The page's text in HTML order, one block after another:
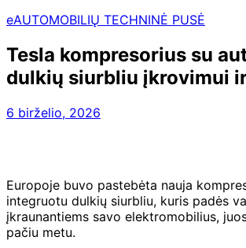
eAUTOMOBILIŲ TECHNINĖ PUSĖ
Tesla kompresorius su
dulkių siurbliu įkrovimui
6 birželio, 2026
Europoje buvo pastebėta nauja
integruotu dulkių siurbliu, kuris padės
įkraunantiems savo elektromobilius,
pačiu metu.